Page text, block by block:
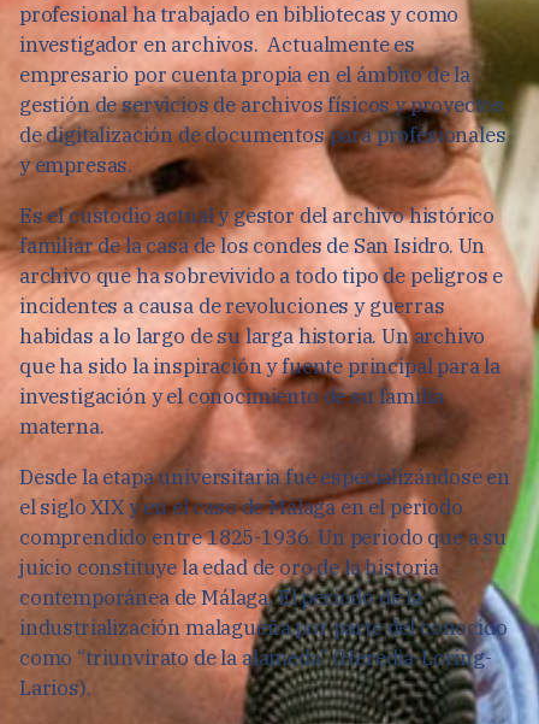
profesional ha trabajado en bibliotecas y como
investigador en archivos. Actualmente es
empresario por cuenta propia en el ámbito de la
gestión de servicios de archivos físicos y proyectos
de digitalización de documentos para profesionales
y empresas.
Es el custodio actual y gestor del archivo histórico
familiar de la casa de los condes de San Isidro. Un
archivo que ha sobrevivido a todo tipo de peligros e
incidentes a causa de revoluciones y guerras
habidas a lo largo de su larga historia. Un archivo
que ha sido la inspiración y fuente principal para la
investigación y el conocimiento de su familia
materna.
Desde la etapa universitaria fue especializándose en
el siglo XIX y en el caso de Málaga en el periodo
comprendido entre 1825-1936. Un periodo que a su
juicio constituye la edad de oro de la historia
contemporánea de Málaga. El periodo de la
industrialización malagueña por parte del conocido
como “triunvirato de la alameda” (Heredia-Loring-
Larios).